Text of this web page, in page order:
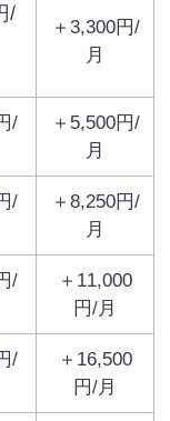
/
＋3,300円/
月
/
＋5,500円/
月
/
＋8,250円/
月
/
＋11,000
円/月
/
＋16,500
円/月